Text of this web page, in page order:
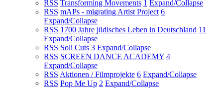
RSS Transforming Movements 1 Expand/Collapse
RSS mAPs - migrating Artist Project 6
Expand/Collapse
RSS 1700 Jahre jüdisches Leben in Deutschland 11
Expand/Collapse
RSS Soli Cuts 3 Expand/Collapse
RSS SCREEN DANCE ACADEMY 4
Expand/Collapse
RSS Aktionen / Filmprojekte 6 Expand/Collapse
RSS Pop Me Up 2 Expand/Collapse